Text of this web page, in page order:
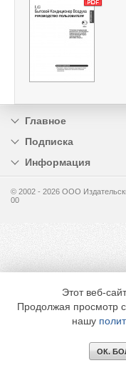
Главное
Подписка
Информация
© 2002 - 2026 OOO
00
Этот веб-
Продолжая просмотр
нашу
ОК.